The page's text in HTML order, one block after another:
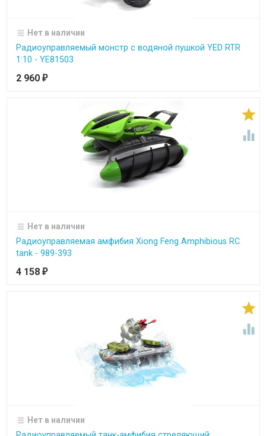
Нет в наличии
Радиоуправляемый монстр с водяной пушкой YED RTR
1:10 - YE81503
2 960 ₽


Нет в наличии
Радиоуправляемая амфибия Xiong Feng Amphibious RC
tank - 989-393
4 158 ₽


Нет в наличии